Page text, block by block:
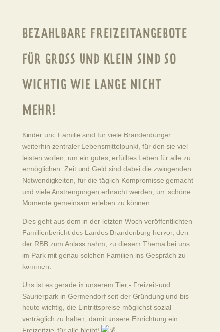
BEZAHLBARE FREIZEITANGEBOTE
FÜR GROSS UND KLEIN SIND SO W
ICHTIG WIE LANGE NICHT M
EHR!
Kinder und Familie sind für viele Brandenburger
weiterhin zentraler Lebensmittelpunkt, für den sie viel
leisten wollen, um ein gutes, erfülltes Leben für alle zu
ermöglichen. Zeit und Geld sind dabei die zwingenden
Notwendigkeiten, für die täglich Kompromisse gemacht
und viele Anstrengungen erbracht werden, um schöne
Momente gemeinsam erleben zu können.
Dies geht aus dem in der letzten Woch veröffentlichten
Familienbericht des Landes Brandenburg hervor, den
der RBB zum Anlass nahm, zu diesem Thema bei uns
im Park mit genau solchen Familien ins Gespräch zu
kommen.
Uns ist es gerade in unserem Tier,- Freizeit-und
Saurierpark in Germendorf seit der Gründung und bis
heute wichtig, die Eintrittspreise möglichst sozial
verträglich zu halten, damit unsere Einrichtung ein
Freizeitziel für alle bleibt!